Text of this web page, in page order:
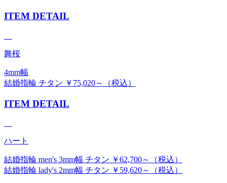
ITEM DETAIL
舞桜
4mm幅
結婚指輪 チタン ￥75,020～（税込）
ITEM DETAIL
ハート
結婚指輪 men's 3mm幅 チタン ￥62,700～（税込）
結婚指輪 lady's 2mm幅 チタン ￥59,620～（税込）